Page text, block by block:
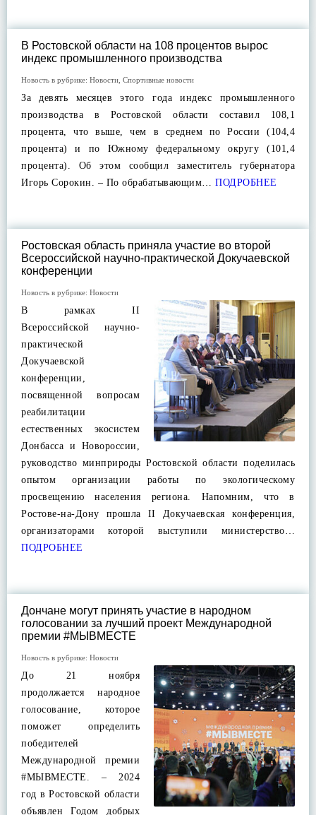
В Ростовской области на 108 процентов вырос
индекс промышленного производства
Новость в рубрике: Новости Спортивные новости
За девять месяцев этого года индекс промышленного
производства в Ростовской области составил 108,1
процента, что выше, чем в среднем по России (104,4
процента) и по Южному федеральному округу (101,4
процента). Об этом сообщил заместитель губернатора
Игорь Сорокин. – По обрабатывающим… ПОДРОБНЕЕ
Ростовская область приняла участие во второй
Всероссийской научно-практической Докучаевской
конференции
Новость в рубрике: Новости
В рамках II
Всероссийской научно-
практической
Докучаевской
конференции,
посвященной вопросам
реабилитации
естественных экосистем
Донбасса и Новороссии,
руководство минприроды Ростовской области поделилась
опытом организации работы по экологическому
просвещению населения региона. Напомним, что в
Ростове-на-Дону прошла II Докучаевская конференция,
организаторами которой выступили министерство…
ПОДРОБНЕЕ
Дончане могут принять участие в народном
голосовании за лучший проект Международной
премии #МЫВМЕСТЕ
Новость в рубрике: Новости
До 21 ноября
продолжается народное
голосование, которое
поможет определить
победителей
Международной премии
#МЫВМЕСТЕ. – 2024
год в Ростовской области
объявлен Годом добрых